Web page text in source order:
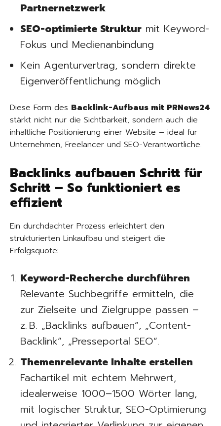
Partnernetzwerk
SEO-optimierte Struktur mit Keyword-
Fokus und Medienanbindung
Kein Agenturvertrag, sondern direkte
Eigenveröffentlichung möglich
Diese Form des Backlink-Aufbaus mit PRNews24
stärkt nicht nur die Sichtbarkeit, sondern auch die
inhaltliche Positionierung einer Website – ideal für
Unternehmen, Freelancer und SEO-Verantwortliche.
Backlinks aufbauen Schritt für
Schritt – So funktioniert es
effizient
Ein durchdachter Prozess erleichtert den
strukturierten Linkaufbau und steigert die
Erfolgsquote:
Keyword-Recherche durchführen
Relevante Suchbegriffe ermitteln, die
zur Zielseite und Zielgruppe passen –
z. B. „Backlinks aufbauen“, „Content-
Backlink“, „Presseportal SEO“.
Themenrelevante Inhalte erstellen
Fachartikel mit echtem Mehrwert,
idealerweise 1000–1500 Wörter lang,
mit logischer Struktur, SEO-Optimierung